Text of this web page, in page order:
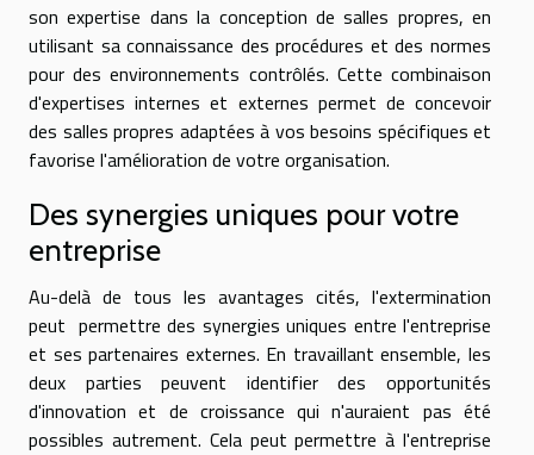
son expertise dans la conception de salles propres, en
utilisant sa connaissance des procédures et des normes
pour des environnements contrôlés. Cette combinaison
d'expertises internes et externes permet de concevoir
des salles propres adaptées à vos besoins spécifiques et
favorise l'amélioration de votre organisation.
Des synergies uniques pour votre
entreprise
Au-delà de tous les avantages cités, l'extermination
peut permettre des synergies uniques entre l'entreprise
et ses partenaires externes. En travaillant ensemble, les
deux parties peuvent identifier des opportunités
d'innovation et de croissance qui n'auraient pas été
possibles autrement. Cela peut permettre à l'entreprise